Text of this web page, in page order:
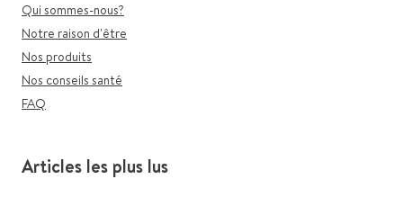
Qui sommes-nous?
Notre raison d'être
Nos produits
Nos conseils santé
FAQ
Articles les plus lus